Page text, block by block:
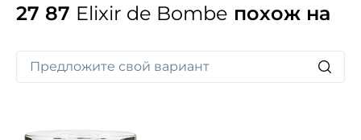
27 87 Elixir de Bombe похож на